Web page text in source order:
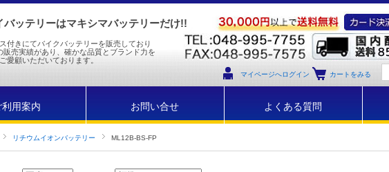
ッテリーはマキシマバッテリーだけ!!
付きにてバイクバッテリーを販売しており
販売実績があり、確かな品質とブランド力を
愛顧いただいております。
マイページへログイン カートをみる
利用案内 お問い合せ よくある質問
リチウムイオンバッテリー ML12B-BS-FP